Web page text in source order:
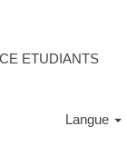
ETUDIANTS
Langue